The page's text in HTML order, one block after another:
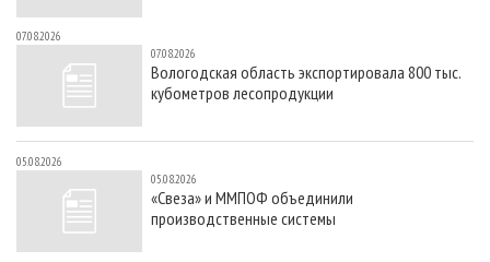
07.08.2026
07.08.2026
Вологодская область экспортировала 800 тыс.
кубометров лесопродукции
05.08.2026
05.08.2026
«Свеза» и ММПОФ объединили
производственные системы